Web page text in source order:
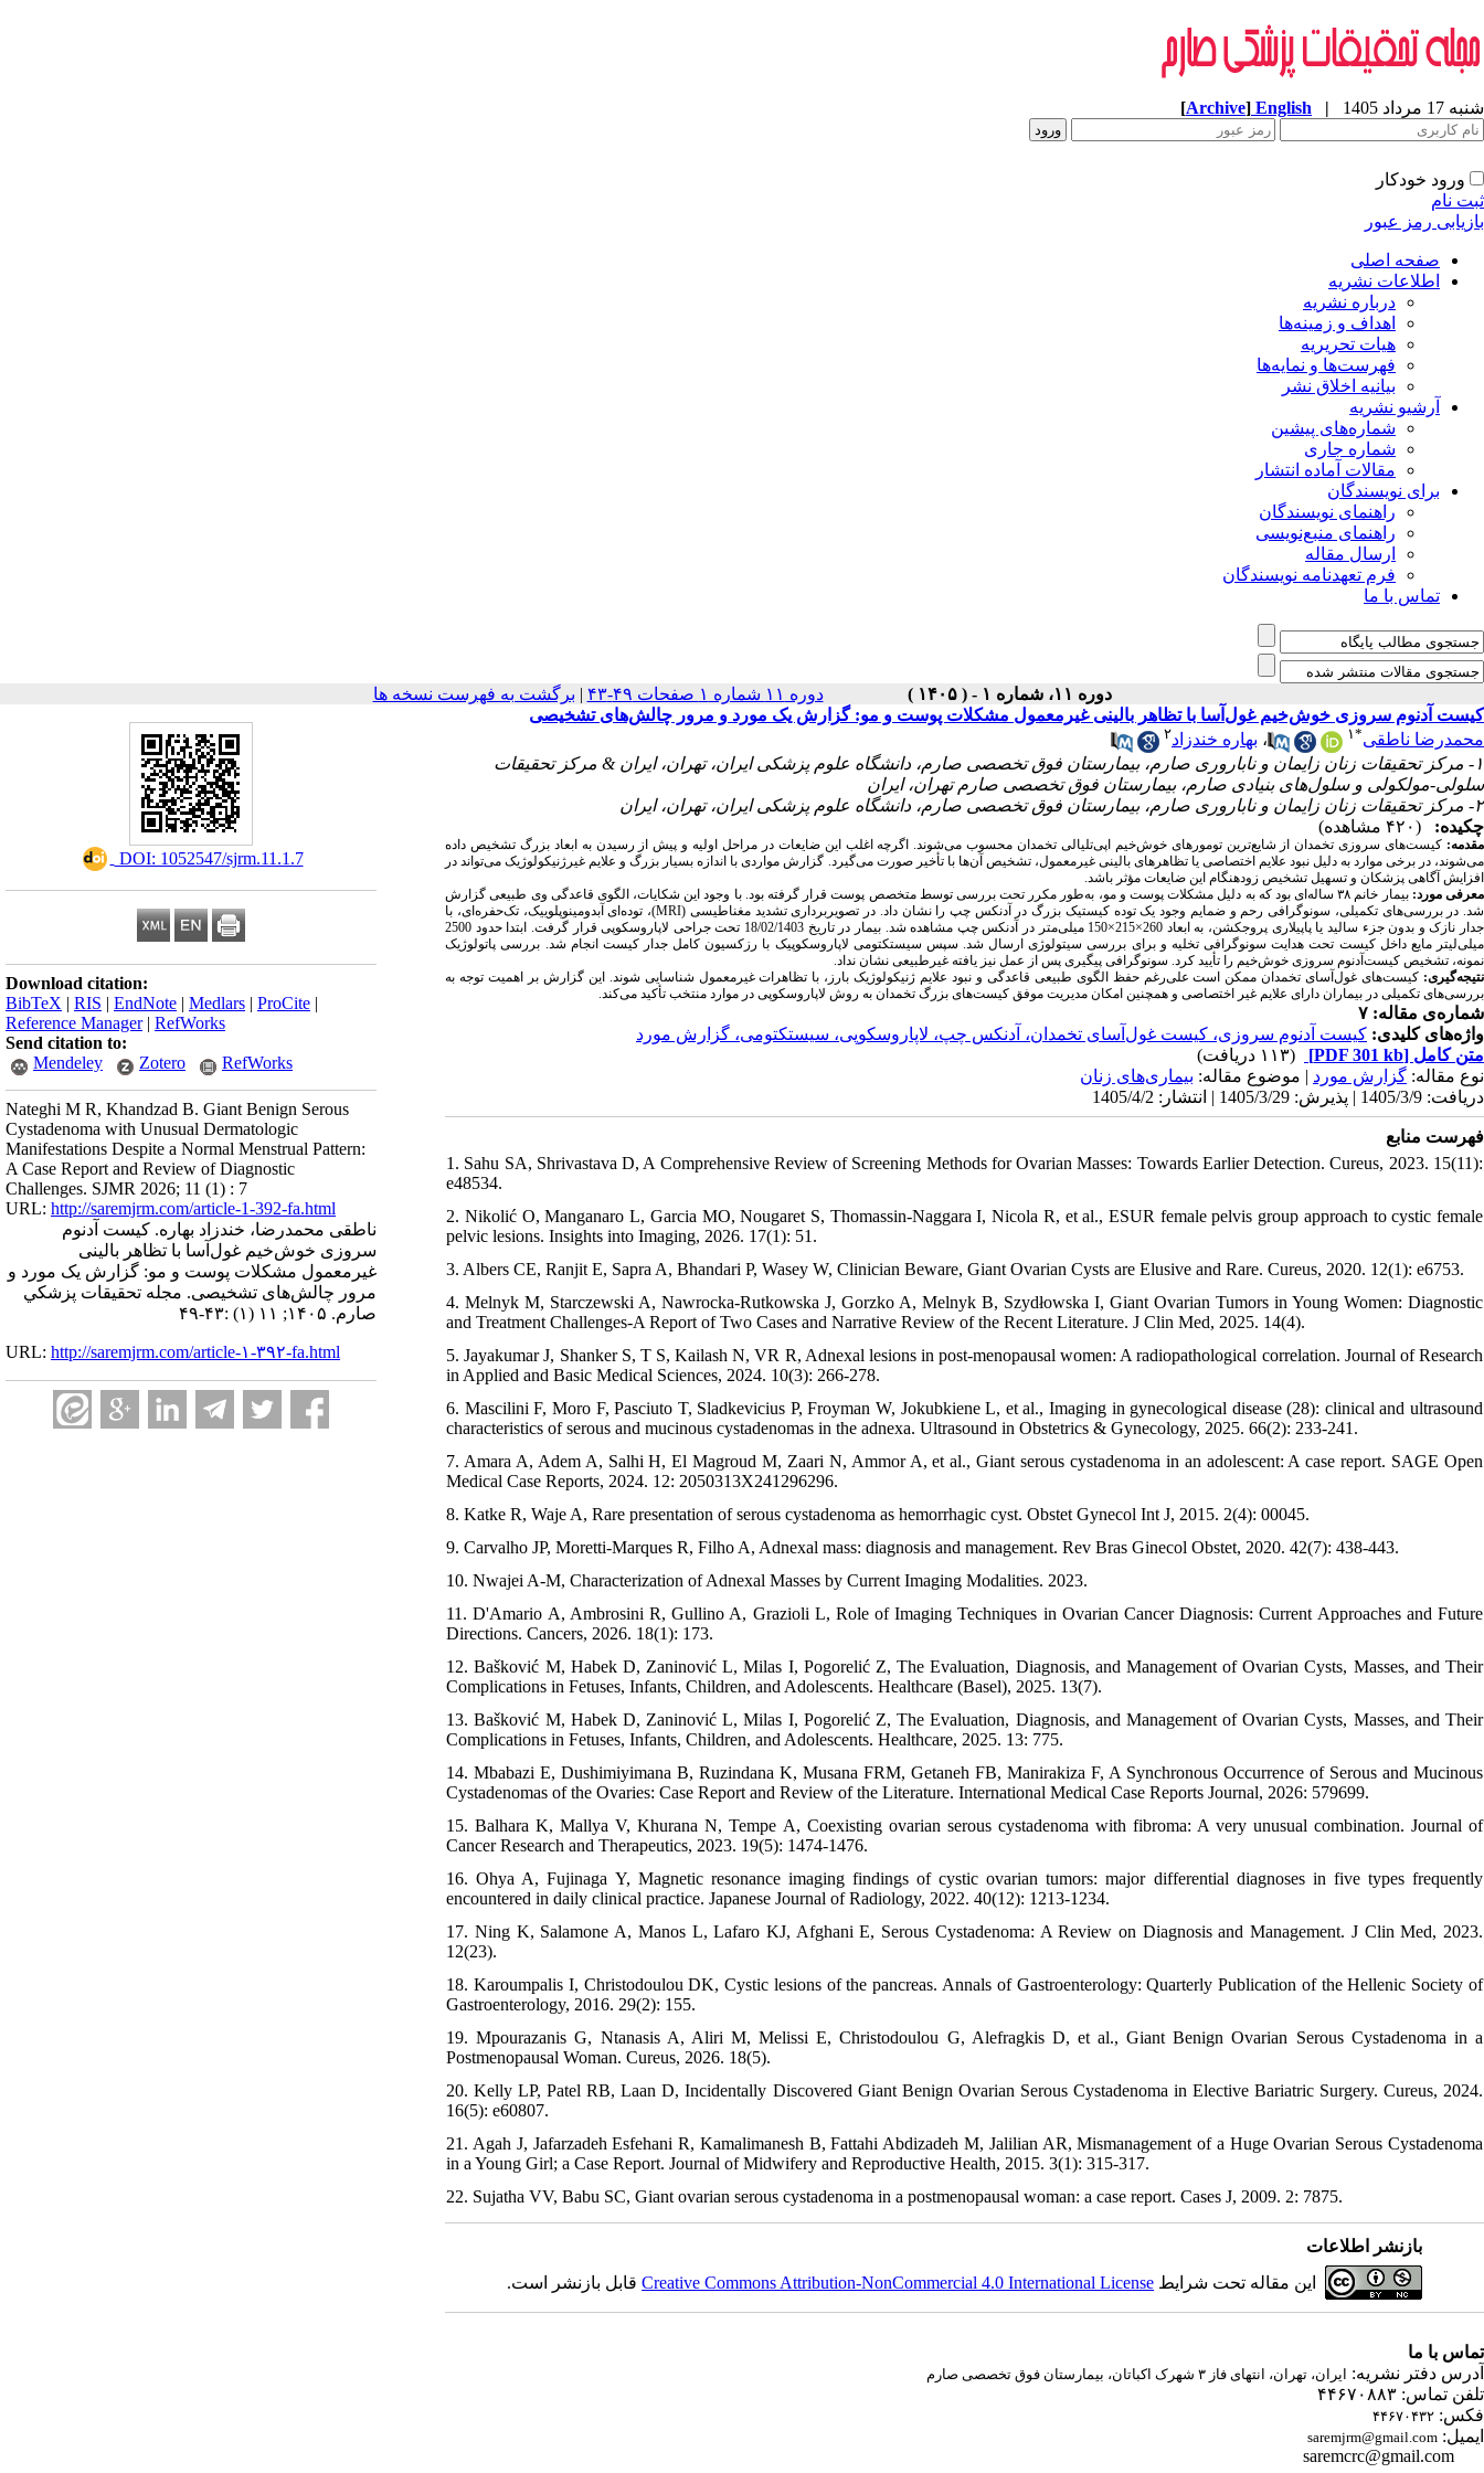
شنبه 17 مرداد 1405 |
English
[Archive]
ورود خودکار
ثبت نام
بازیابی رمز عبور
صفحه اصلی
اطلاعات نشریه
درباره نشریه
اهداف و زمینه‌ها
هیات تحریریه
فهرست‌ها و نمایه‌ها
بیانیه اخلاق نشر
آرشیو نشریه
شماره‌های پیشین
شماره جاری
مقالات آماده انتشار
برای نویسندگان
راهنمای نویسندگان
راهنمای منبع‌نویسی
ارسال مقاله
فرم تعهدنامه نویسندگان
تماس با ما
دوره ۱۱، شماره ۱ - ( ۱۴۰۵ ) دوره ۱۱ شماره ۱ صفحات ۴۹-۴۳ | برگشت به فهرست نسخه ها
‎ DOI: 1052547/sjrm.11.1.7
Download citation:
BibTeX | RIS | EndNote | Medlars | ProCite |
Reference Manager| RefWorks
Send citation to:
Mendeley
Zotero RefWorks
Nateghi M R, Khandzad B. Giant Benign Serous
Cystadenoma with Unusual Dermatologic
Manifestations Despite a Normal Menstrual Pattern:
A Case Report and Review of Diagnostic
Challenges. SJMR 2026; 11 (1) : 7
URL: http://saremjrm.com/article-1-392-fa.html
ناطقی محمدرضا، خندزاد بهاره. کیست آدنوم
سروزی خوش‌خیم غول‌آسا با تظاهر بالینی
غیرمعمول مشکلات پوست و مو: گزارش یک مورد و
مرور چالش‌های تشخیصی. مجله تحقيقات پزشكي
صارم. ۱۴۰۵; ۱۱ (۱) :۴۳-۴۹
URL: http://saremjrm.com/article-۱-۳۹۲-fa.html
کیست آدنوم سروزی خوش‌خیم غول‌آسا با تظاهر بالینی غیرمعمول مشکلات پوست و مو: گزارش یک مورد و مرور چالش‌های تشخیصی
محمدرضا ناطقی*۱ ، بهاره خندزاد۲
۱- مرکز تحقیقات زنان زایمان و ناباروری صارم، بیمارستان فوق تخصصی صارم، دانشگاه علوم پزشکی ایران، تهران، ایران & مرکز تحقیقات
سلولی-مولکولی و سلول‌های بنیادی صارم، بیمارستان فوق تخصصی صارم تهران، ایران
۲- مرکز تحقیقات زنان زایمان و ناباروری صارم، بیمارستان فوق تخصصی صارم، دانشگاه علوم پزشکی ایران، تهران، ایران
چکیده:
(۴۲۰ مشاهده)
مقدمه: کیست‌های سروزی تخمدان از شایع‌ترین تومورهای خوش‌خیم اپی‌تلیالی تخمدان محسوب می‌شوند. اگرچه اغلب این ضایعات در مراحل اولیه و پیش از رسیدن به ابعاد بزرگ تشخیص داده
می‌شوند، در برخی موارد به دلیل نبود علایم اختصاصی یا تظاهرهای بالینی غیرمعمول، تشخیص آن‌ها با تأخیر صورت می‌گیرد. گزارش مواردی با اندازه بسیار بزرگ و علایم غیرژنیکولوژیک می‌تواند در
افزایش آگاهی پزشکان و تسهیل تشخیص زودهنگام این ضایعات مؤثر باشد.
معرفی مورد:
بیمار خانم ۳۸ ساله‌ای بود که به دلیل مشکلات پوست و مو، به‌طور مکرر تحت بررسی توسط متخصص پوست قرار گرفته بود. با وجود این شکایات، الگوی قاعدگی وی طبیعی گزارش
شد. در بررسی‌های تکمیلی، سونوگرافی رحم و ضمایم وجود یک توده کیستیک بزرگ در آدنکس چپ را نشان داد. در تصویربرداری تشدید مغناطیسی (MRI)، توده‌ای آبدومینوپلوییک، تک‌حفره‌ای، با
جدار نازک و بدون جزء سالید یا پاپیلاری پروجکشن، به ابعاد 260×215×150 میلی‌متر در آدنکس چپ مشاهده شد. بیمار در تاریخ 18/02/1403 تحت جراحی لاپاروسکوپی قرار گرفت. ابتدا حدود 2500
میلی‌لیتر مایع داخل کیست تحت هدایت سونوگرافی تخلیه و برای بررسی سیتولوژی ارسال شد. سپس سیستکتومی لاپاروسکوپیک با رزکسیون کامل جدار کیست انجام شد. بررسی پاتولوژیک
نمونه، تشخیص کیست‌آدنوم سروزی خوش‌خیم را تأیید کرد. سونوگرافی پیگیری پس از عمل نیز یافته غیرطبیعی نشان نداد.
نتیجه‌گیری: کیست‌های غول‌آسای تخمدان ممکن است علی‌رغم حفظ الگوی طبیعی قاعدگی و نبود علایم ژنیکولوژیک بارز، با تظاهرات غیرمعمول شناسایی شوند. این گزارش بر اهمیت توجه به
بررسی‌های تکمیلی در بیماران دارای علایم غیر اختصاصی و همچنین امکان مدیریت موفق کیست‌های بزرگ تخمدان به روش لاپاروسکوپی در موارد منتخب تأکید می‌کند.
شماره‌ی مقاله: ۷
واژه‌های کلیدی: کیست آدنوم سروزی، کیست غول‌آسای تخمدان، آدنکس چپ، لاپاروسکوپی، سیستکتومی، گزارش مورد
متن کامل [PDF 301 kb]
(۱۱۳ دریافت)
نوع مقاله: گزارش مورد | موضوع مقاله: بيماری‌های زنان
دریافت: 1405/3/9 | پذیرش: 1405/3/29 | انتشار: 1405/4/2
فهرست منابع
1. Sahu SA, Shrivastava D, A Comprehensive Review of Screening Methods for Ovarian Masses: Towards Earlier Detection. Cureus, 2023. 15(11):
e48534.
2. Nikolić O, Manganaro L, Garcia MO, Nougaret S, Thomassin-Naggara I, Nicola R, et al., ESUR female pelvis group approach to cystic female
pelvic lesions. Insights into Imaging, 2026. 17(1): 51.
3. Albers CE, Ranjit E, Sapra A, Bhandari P, Wasey W, Clinician Beware, Giant Ovarian Cysts are Elusive and Rare. Cureus, 2020. 12(1): e6753.
4. Melnyk M, Starczewski A, Nawrocka-Rutkowska J, Gorzko A, Melnyk B, Szydłowska I, Giant Ovarian Tumors in Young Women: Diagnostic
and Treatment Challenges-A Report of Two Cases and Narrative Review of the Recent Literature. J Clin Med, 2025. 14(4).
5. Jayakumar J, Shanker S, T S, Kailash N, VR R, Adnexal lesions in post-menopausal women: A radiopathological correlation. Journal of Research
in Applied and Basic Medical Sciences, 2024. 10(3): 266-278.
6. Mascilini F, Moro F, Pasciuto T, Sladkevicius P, Froyman W, Jokubkiene L, et al., Imaging in gynecological disease (28): clinical and ultrasound
characteristics of serous and mucinous cystadenomas in the adnexa. Ultrasound in Obstetrics & Gynecology, 2025. 66(2): 233-241.
7. Amara A, Adem A, Salhi H, El Magroud M, Zaari N, Ammor A, et al., Giant serous cystadenoma in an adolescent: A case report. SAGE Open
Medical Case Reports, 2024. 12: 2050313X241296296.
8. Katke R, Waje A, Rare presentation of serous cystadenoma as hemorrhagic cyst. Obstet Gynecol Int J, 2015. 2(4): 00045.
9. Carvalho JP, Moretti-Marques R, Filho A, Adnexal mass: diagnosis and management. Rev Bras Ginecol Obstet, 2020. 42(7): 438-443.
10. Nwajei A-M, Characterization of Adnexal Masses by Current Imaging Modalities. 2023.
11. D'Amario A, Ambrosini R, Gullino A, Grazioli L, Role of Imaging Techniques in Ovarian Cancer Diagnosis: Current Approaches and Future
Directions. Cancers, 2026. 18(1): 173.
12. Bašković M, Habek D, Zaninović L, Milas I, Pogorelić Z, The Evaluation, Diagnosis, and Management of Ovarian Cysts, Masses, and Their
Complications in Fetuses, Infants, Children, and Adolescents. Healthcare (Basel), 2025. 13(7).
13. Bašković M, Habek D, Zaninović L, Milas I, Pogorelić Z, The Evaluation, Diagnosis, and Management of Ovarian Cysts, Masses, and Their
Complications in Fetuses, Infants, Children, and Adolescents. Healthcare, 2025. 13: 775.
14. Mbabazi E, Dushimiyimana B, Ruzindana K, Musana FRM, Getaneh FB, Manirakiza F, A Synchronous Occurrence of Serous and Mucinous
Cystadenomas of the Ovaries: Case Report and Review of the Literature. International Medical Case Reports Journal, 2026: 579699.
15. Balhara K, Mallya V, Khurana N, Tempe A, Coexisting ovarian serous cystadenoma with fibroma: A very unusual combination. Journal of
Cancer Research and Therapeutics, 2023. 19(5): 1474-1476.
16. Ohya A, Fujinaga Y, Magnetic resonance imaging findings of cystic ovarian tumors: major differential diagnoses in five types frequently
encountered in daily clinical practice. Japanese Journal of Radiology, 2022. 40(12): 1213-1234.
17. Ning K, Salamone A, Manos L, Lafaro KJ, Afghani E, Serous Cystadenoma: A Review on Diagnosis and Management. J Clin Med, 2023.
12(23).
18. Karoumpalis I, Christodoulou DK, Cystic lesions of the pancreas. Annals of Gastroenterology: Quarterly Publication of the Hellenic Society of
Gastroenterology, 2016. 29(2): 155.
19. Mpourazanis G, Ntanasis A, Aliri M, Melissi E, Christodoulou G, Alefragkis D, et al., Giant Benign Ovarian Serous Cystadenoma in a
Postmenopausal Woman. Cureus, 2026. 18(5).
20. Kelly LP, Patel RB, Laan D, Incidentally Discovered Giant Benign Ovarian Serous Cystadenoma in Elective Bariatric Surgery. Cureus, 2024.
16(5): e60807.
21. Agah J, Jafarzadeh Esfehani R, Kamalimanesh B, Fattahi Abdizadeh M, Jalilian AR, Mismanagement of a Huge Ovarian Serous Cystadenoma
in a Young Girl; a Case Report. Journal of Midwifery and Reproductive Health, 2015. 3(1): 315-317.
22. Sujatha VV, Babu SC, Giant ovarian serous cystadenoma in a postmenopausal woman: a case report. Cases J, 2009. 2: 7875.
بازنشر اطلاعات
این مقاله تحت شرایط Creative Commons Attribution-NonCommercial 4.0 International Licenseقابل بازنشر است.
تماس با ما
آدرس دفتر نشریه: ایران، تهران، انتهای فاز ۳ شهرک اکباتان، بیمارستان فوق تخصصی صارم
تلفن تماس: ۴۴۶۷۰۸۸۳
فکس: ۴۴۶۷۰۴۳۲
ایمیل: saremjrm@gmail.com
saremcrc@gmail.com